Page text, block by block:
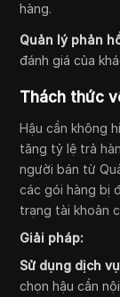
hàng.
Quản lý phản
đánh giá của
Thách thức
Hậu cần không
tăng tỷ lệ trả
người bán từ
các gói hàng bị
trạng tài khoản
Giải pháp:
Sử dụng dịch
chọn hậu cần